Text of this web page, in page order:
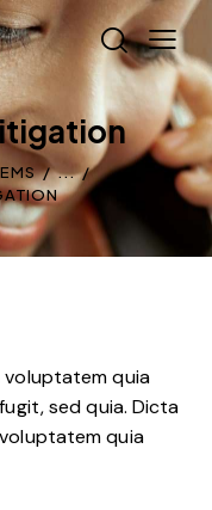
...
voluptatem quia
sed quia. Dicta
quia